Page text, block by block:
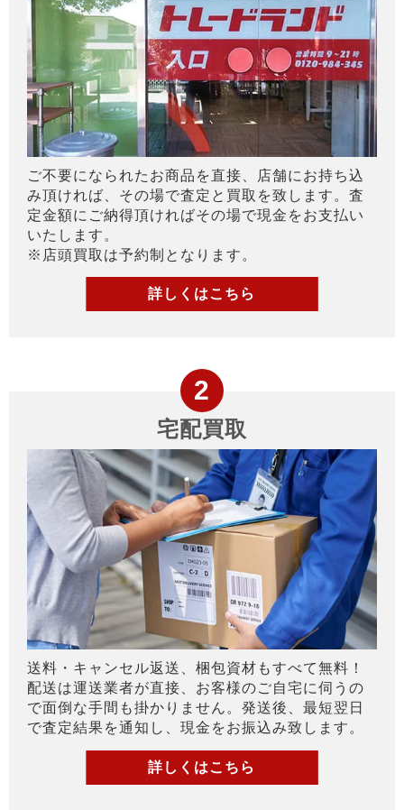
ご不要になられたお商品を直接、店舗にお持ち込
み頂ければ、その場で査定と買取を致します。査
定金額にご納得頂ければその場で現金をお支払い
いたします。
※店頭買取は予約制となります。
詳しくはこちら
宅配買取
送料・キャンセル返送、梱包資材もすべて無料！
配送は運送業者が直接、お客様のご自宅に伺うの
で面倒な手間も掛かりません。発送後、最短翌日
で査定結果を通知し、現金をお振込み致します。
詳しくはこちら